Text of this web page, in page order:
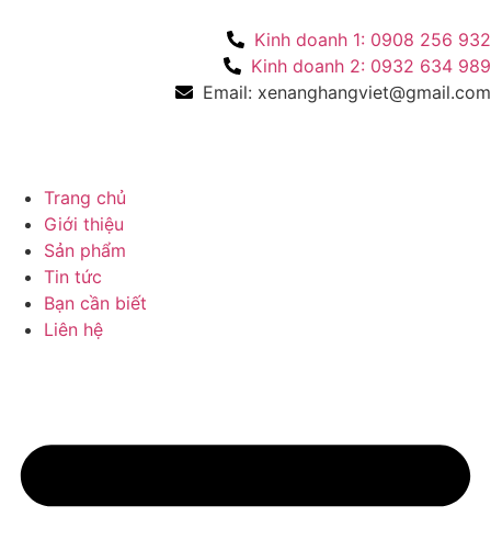
Kinh doanh 1: 0908 256 932
Kinh doanh 2: 0932 634 989
Email: xenanghangviet@gmail.com
Trang chủ
Giới thiệu
Sản phẩm
Tin tức
Bạn cần biết
Liên hệ